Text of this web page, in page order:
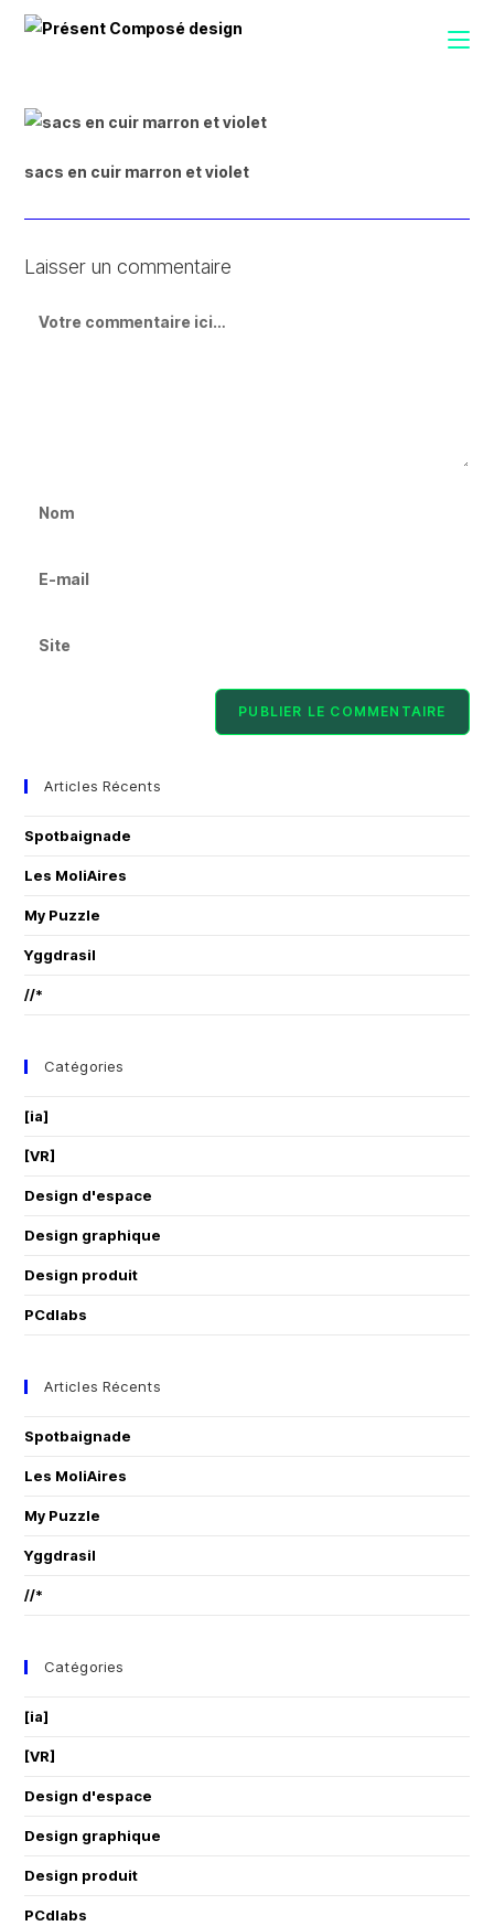
sacs en cuir marron et violet
Laisser un commentaire
Articles Récents
Spotbaignade
Les MoliAires
My Puzzle
Yggdrasil
//*
Catégories
[ia]
[VR]
Design d'espace
Design graphique
Design produit
PCdlabs
Articles Récents
Spotbaignade
Les MoliAires
My Puzzle
Yggdrasil
//*
Catégories
[ia]
[VR]
Design d'espace
Design graphique
Design produit
PCdlabs